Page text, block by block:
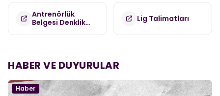
Antrenörlük
Belgesi Denklik
Lig Talimatları
HABER VE DUYURULAR
Haber